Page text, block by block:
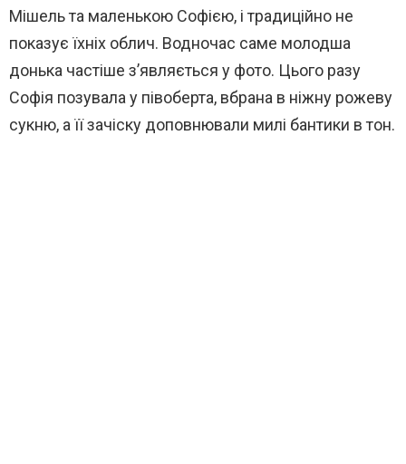
Мішель та маленькою Софією, і традиційно не
показує їхніх облич. Водночас саме молодша
донька частіше з’являється у фото. Цього разу
Софія позувала у півоберта, вбрана в ніжну рожеву
сукню, а її зачіску доповнювали милі бантики в тон.